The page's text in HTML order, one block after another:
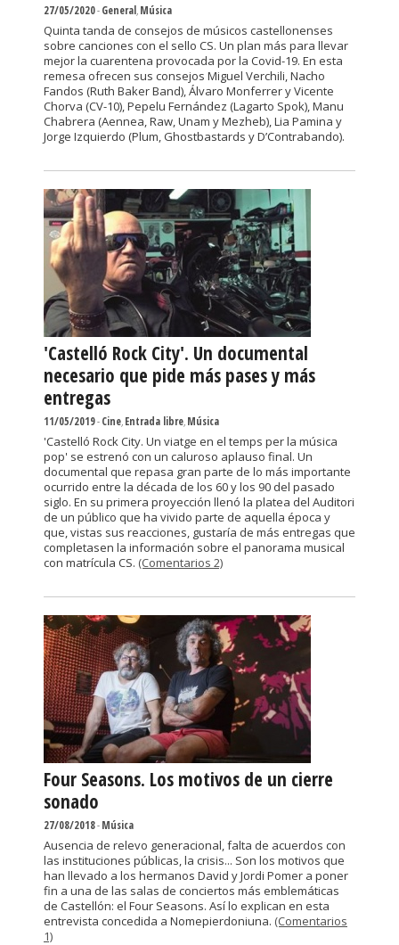
27/05/2020-General,Música
Quinta tanda de consejos de músicos castellonenses
sobre canciones con el sello CS. Un plan más para llevar
mejor la cuarentena provocada por la Covid-19. En esta
remesa ofrecen sus consejos Miguel Verchili, Nacho
Fandos (Ruth Baker Band), Álvaro Monferrer y Vicente
Chorva (CV-10), Pepelu Fernández (Lagarto Spok), Manu
Chabrera (Aennea, Raw, Unam y Mezheb), Lia Pamina y
Jorge Izquierdo (Plum, Ghostbastards y D’Contrabando).
'Castelló Rock City'. Un documental
necesario que pide más pases y más
entregas
11/05/2019-Cine,Entrada libre,Música
'Castelló Rock City. Un viatge en el temps per la música
pop' se estrenó con un caluroso aplauso final. Un
documental que repasa gran parte de lo más importante
ocurrido entre la década de los 60 y los 90 del pasado
siglo. En su primera proyección llenó la platea del Auditori
de un público que ha vivido parte de aquella época y
que, vistas sus reacciones, gustaría de más entregas que
completasen la información sobre el panorama musical
con matrícula CS. (Comentarios 2)
Four Seasons. Los motivos de un cierre
sonado
27/08/2018-Música
Ausencia de relevo generacional, falta de acuerdos con
las instituciones públicas, la crisis... Son los motivos que
han llevado a los hermanos David y Jordi Pomer a poner
fin a una de las salas de conciertos más emblemáticas
de Castellón: el Four Seasons. Así lo explican en esta
entrevista concedida a Nomepierdoniuna. (Comentarios
1)